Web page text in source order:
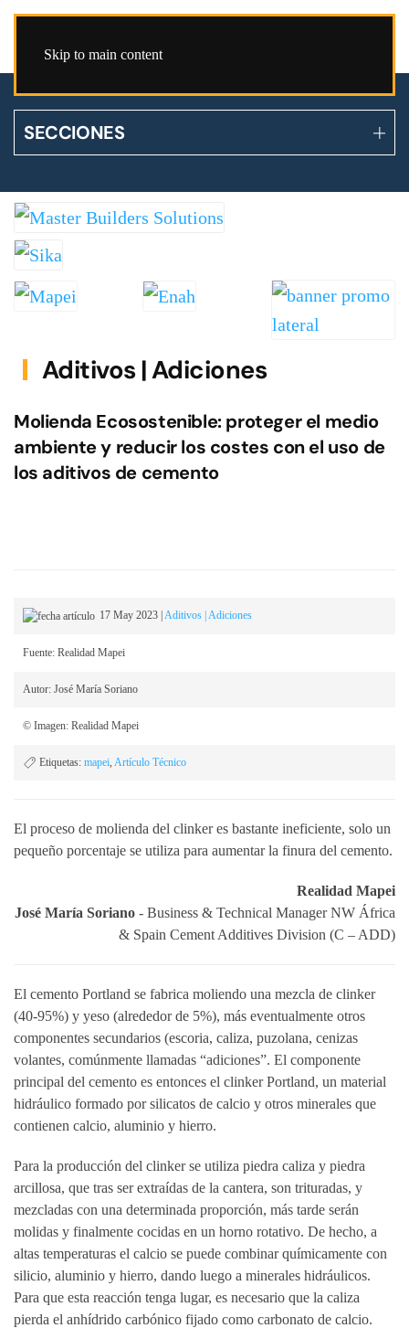
Skip to main content
SECCIONES
Aditivos | Adiciones
Molienda Ecosostenible: proteger el medio
ambiente y reducir los costes con el uso de
los aditivos de cemento
17 May 2023 |Aditivos | Adiciones
Fuente: Realidad Mapei
Autor: José María Soriano
© Imagen: Realidad Mapei
Etiquetas: mapei Artículo Técnico
El proceso de molienda del clinker es bastante ineficiente, solo un
pequeño porcentaje se utiliza para aumentar la finura del cemento.
Realidad Mapei
José María Soriano - Business & Technical Manager NW África
& Spain Cement Additives Division (C – ADD)
El cemento Portland se fabrica moliendo una mezcla de clinker
(40-95%) y yeso (alrededor de 5%), más eventualmente otros
componentes secundarios (escoria, caliza, puzolana, cenizas
volantes, comúnmente llamadas “adiciones”. El componente
principal del cemento es entonces el clinker Portland, un material
hidráulico formado por silicatos de calcio y otros minerales que
contienen calcio, aluminio y hierro.
Para la producción del clinker se utiliza piedra caliza y piedra
arcillosa, que tras ser extraídas de la cantera, son trituradas, y
mezcladas con una determinada proporción, más tarde serán
molidas y finalmente cocidas en un horno rotativo. De hecho, a
altas temperaturas el calcio se puede combinar químicamente con
silicio, aluminio y hierro, dando luego a minerales hidráulicos.
Para que esta reacción tenga lugar, es necesario que la caliza
pierda el anhídrido carbónico fijado como carbonato de calcio.